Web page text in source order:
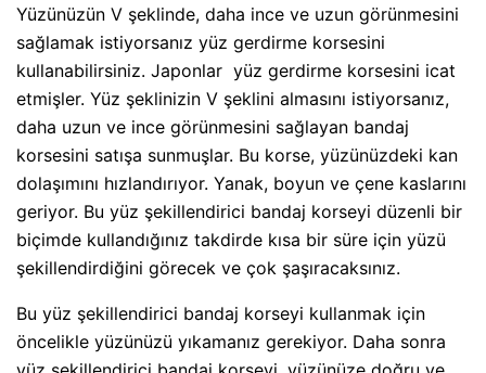
Yüzünüzün V şeklinde, daha ince ve uzun görünmesini
sağlamak istiyorsanız yüz gerdirme korsesini
kullanabilirsiniz. Japonlar yüz gerdirme korsesini icat
etmişler. Yüz şeklinizin V şeklini almasını istiyorsanız,
daha uzun ve ince görünmesini sağlayan bandaj
korsesini satışa sunmuşlar. Bu korse, yüzünüzdeki kan
dolaşımını hızlandırıyor. Yanak, boyun ve çene kaslarını
geriyor. Bu yüz şekillendirici bandaj korseyi düzenli bir
biçimde kullandığınız takdirde kısa bir süre için yüzü
şekillendirdiğini görecek ve çok şaşıracaksınız.
Bu yüz şekillendirici bandaj korseyi kullanmak için
öncelikle yüzünüzü yıkamanız gerekiyor. Daha sonra